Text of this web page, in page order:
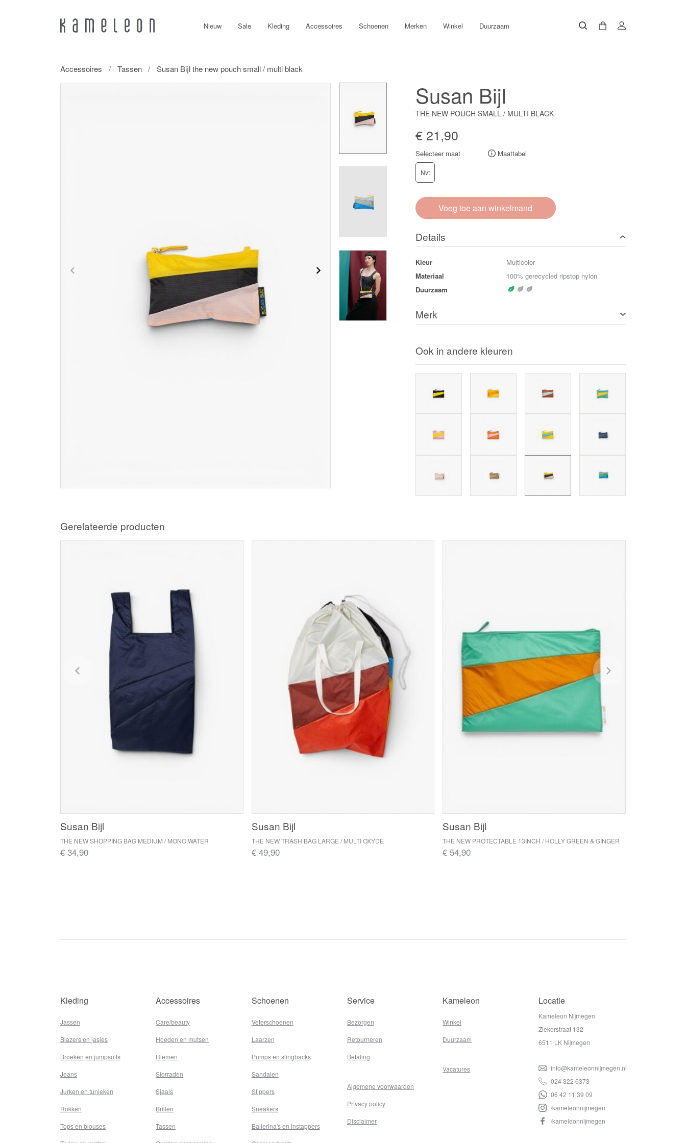
Nieuw Sale Kleding Accessoires Schoenen Merken Winkel Duurzaam
Accessoires Tassen Susan Bijl the new pouch small / multi black
Susan Bijl
THE NEW POUCH SMALL / MULTI BLACK
€ 21,90
Selecteer maat Maattabel
Nvt
Voeg toe aan winkelmand
Details
Kleur
Multicolor
Materiaal
100% gerecycled ripstop nylon
Duurzaam
Merk
Ook in andere kleuren
Gerelateerde producten
Susan Bijl
THE NEW SHOPPING BAG MEDIUM / MONO WATER
€ 34,90
Susan Bijl
THE NEW TRASH BAG LARGE / MULTI OXYDE
€ 49,90
Susan Bijl
THE NEW PROTECTABLE 13INCH / HOLLY GREEN & GINGER
€ 54,90
Kleding
Jassen
Blazers en jasjes
Broeken en jumpsuits
Jeans
Jurken en tunieken
Rokken
Tops en blouses
Accessoires
Care/beauty
Hoeden en mutsen
Riemen
Sierraden
Sjaals
Brillen
Tassen
Schoenen
Veterschoenen
Laarzen
Pumps en slingbacks
Sandalen
Slippers
Sneakers
Ballerina's en instappers
Service
Bezorgen
Retourneren
Betaling
Algemene voorwaarden
Privacy policy
Disclaimer
Kameleon
Winkel
Duurzaam
Vacatures
Locatie
Kameleon Nijmegen
Ziekerstraat 132
6511 LK Nijmegen
info@kameleonnijmegen.nl
024 322 6373
06 42 11 39 09
/kameleonnijmegen
/kameleonnijmegen